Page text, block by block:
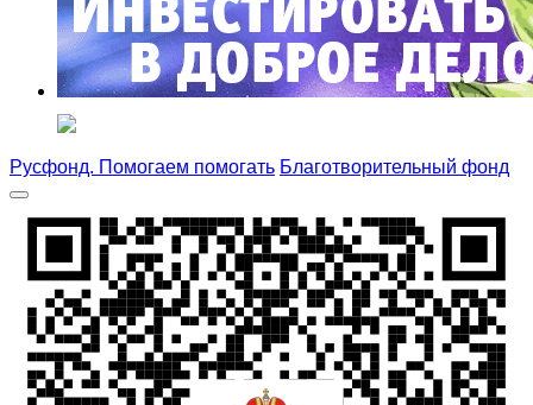
Русфонд. Помогаем помогать Благотворительный фонд